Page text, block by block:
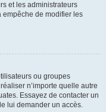
et les administrateurs
de modifier les
ou groupes
n’importe quelle autre
Essayez de contacter un
lui demander un accès.